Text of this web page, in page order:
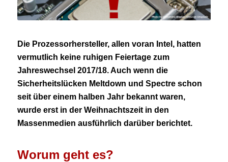
Die Prozessorhersteller, allen voran Intel, hatten
vermutlich keine ruhigen Feiertage zum
Jahreswechsel 2017/18. Auch wenn die
Sicherheitslücken Meltdown und Spectreschon
seit über einem halben Jahr bekannt waren,
wurde erst in der Weihnachtszeit in den
Massenmedien ausführlich darüber berichtet.
Worum geht es?